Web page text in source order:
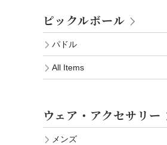
ピックルボール
パドル
All Items
ウェア・アクセサリー
メンズ